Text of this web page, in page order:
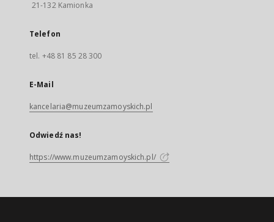
21-132 Kamionka
Telefon
tel. +48 81 85 28 300
E-Mail
kancelaria@muzeumzamoyskich.pl
Odwiedź nas!
https://www.muzeumzamoyskich.pl/